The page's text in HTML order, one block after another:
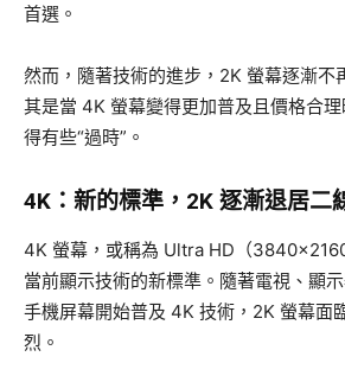
首選。
然而，隨著技術的進步，2K 螢幕逐漸不
其是當 4K 螢幕變得更加普及且價格合
得有些“過時”。
4K：新的標準，2K 逐漸退居二
4K 螢幕，或稱為 Ultra HD（
當前顯示技術的新標準。隨著電視、顯
手機屏幕開始普及 4K 技術，2K 螢幕面
烈。